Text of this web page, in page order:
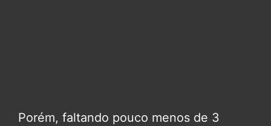
Porém, faltando pouco menos de 3